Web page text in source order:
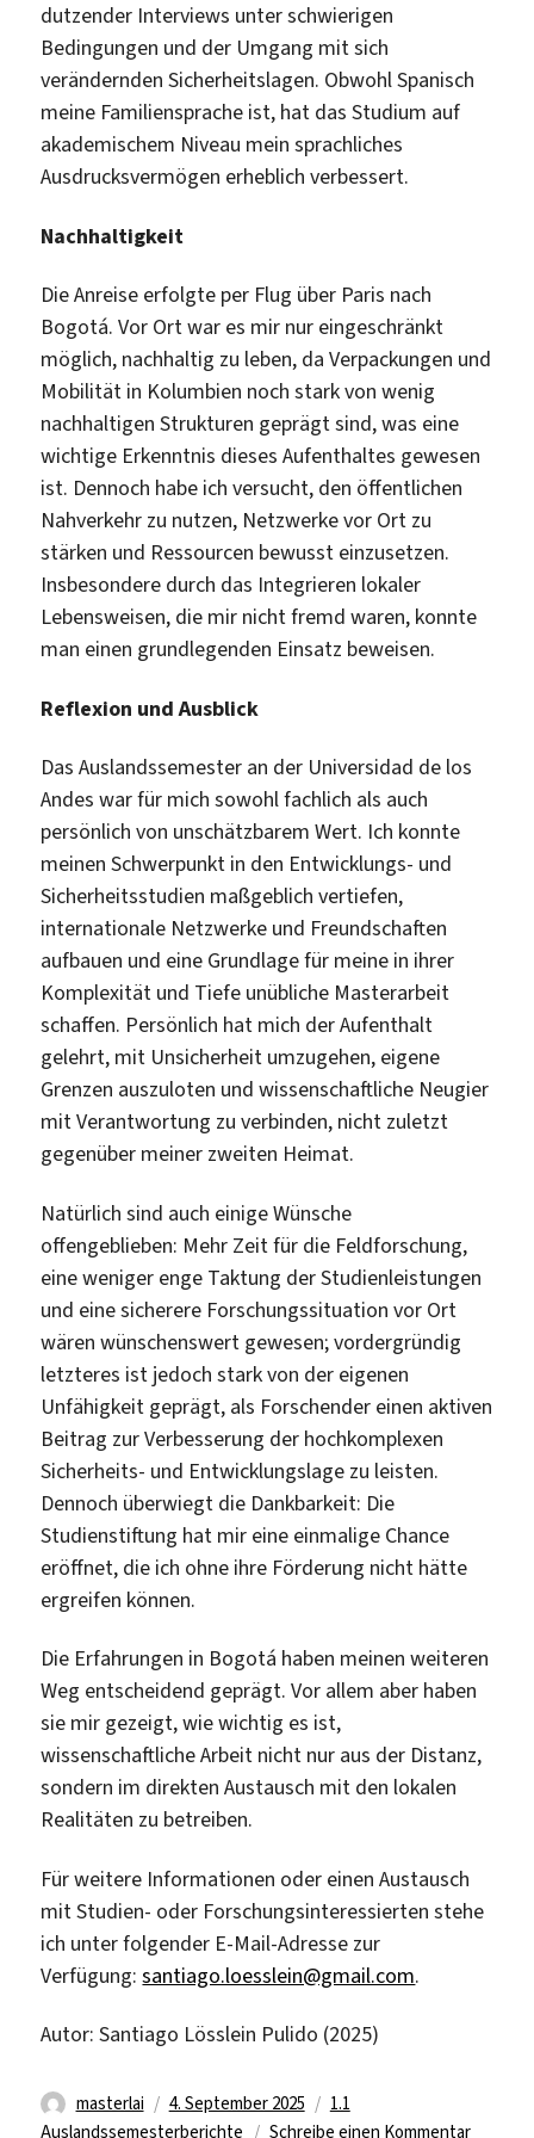
dutzender Interviews unter schwierigen
Bedingungen und der Umgang mit sich
verändernden Sicherheitslagen. Obwohl Spanisch
meine Familiensprache ist, hat das Studium auf
akademischem Niveau mein sprachliches
Ausdrucksvermögen erheblich verbessert.
Nachhaltigkeit
Die Anreise erfolgte per Flug über Paris nach
Bogotá. Vor Ort war es mir nur eingeschränkt
möglich, nachhaltig zu leben, da Verpackungen und
Mobilität in Kolumbien noch stark von wenig
nachhaltigen Strukturen geprägt sind, was eine
wichtige Erkenntnis dieses Aufenthaltes gewesen
ist. Dennoch habe ich versucht, den öffentlichen
Nahverkehr zu nutzen, Netzwerke vor Ort zu
stärken und Ressourcen bewusst einzusetzen.
Insbesondere durch das Integrieren lokaler
Lebensweisen, die mir nicht fremd waren, konnte
man einen grundlegenden Einsatz beweisen.
Reflexion und Ausblick
Das Auslandssemester an der Universidad de los
Andes war für mich sowohl fachlich als auch
persönlich von unschätzbarem Wert. Ich konnte
meinen Schwerpunkt in den Entwicklungs- und
Sicherheitsstudien maßgeblich vertiefen,
internationale Netzwerke und Freundschaften
aufbauen und eine Grundlage für meine in ihrer
Komplexität und Tiefe unübliche Masterarbeit
schaffen. Persönlich hat mich der Aufenthalt
gelehrt, mit Unsicherheit umzugehen, eigene
Grenzen auszuloten und wissenschaftliche Neugier
mit Verantwortung zu verbinden, nicht zuletzt
gegenüber meiner zweiten Heimat.
Natürlich sind auch einige Wünsche
offengeblieben: Mehr Zeit für die Feldforschung,
eine weniger enge Taktung der Studienleistungen
und eine sicherere Forschungssituation vor Ort
wären wünschenswert gewesen; vordergründig
letzteres ist jedoch stark von der eigenen
Unfähigkeit geprägt, als Forschender einen aktiven
Beitrag zur Verbesserung der hochkomplexen
Sicherheits- und Entwicklungslage zu leisten.
Dennoch überwiegt die Dankbarkeit: Die
Studienstiftung hat mir eine einmalige Chance
eröffnet, die ich ohne ihre Förderung nicht hätte
ergreifen können.
Die Erfahrungen in Bogotá haben meinen weiteren
Weg entscheidend geprägt. Vor allem aber haben
sie mir gezeigt, wie wichtig es ist,
wissenschaftliche Arbeit nicht nur aus der Distanz,
sondern im direkten Austausch mit den lokalen
Realitäten zu betreiben.
Für weitere Informationen oder einen Austausch
mit Studien- oder Forschungsinteressierten stehe
ich unter folgender E-Mail-Adresse zur
Verfügung:santiago.loesslein@gmail.com.
Autor: Santiago Lösslein Pulido (2025)
Autor
masterlai
Veröffentlicht
am
4. September 2025 Kategorien
1.1
Auslandssemesterberichte
Schreibe einen Kommentarzu